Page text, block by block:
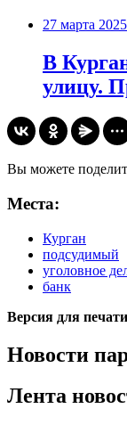
27 марта
В
улицу.
Вы можете
Места:
Курган
подсудимый
уголовное
банк
Версия для
Новости
Лента